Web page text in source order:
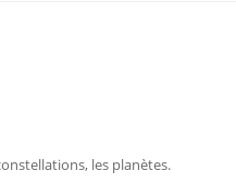
les planètes.